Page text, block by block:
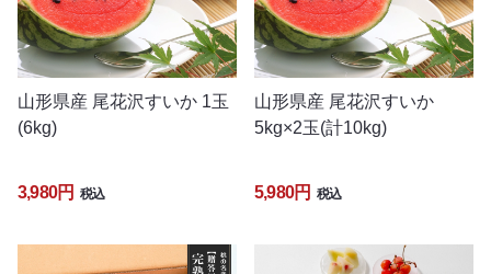
山形県産 尾花沢すいか 1玉
(6kg)
3,980円 税込
山形県産 尾花沢すいか
5kg×2玉(計10kg)
5,980円 税込